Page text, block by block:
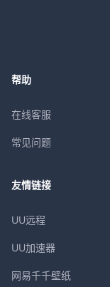
帮助
在线客服
常见问题
友情链接
UU远程
UU加速器
网易千千壁纸